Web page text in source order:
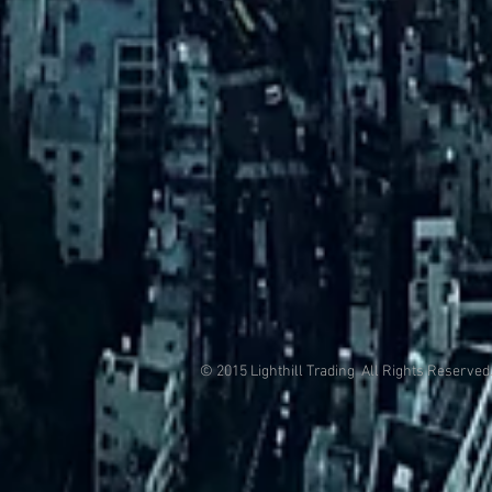
© 2015 Lighthill Trading All Rights Reserved.